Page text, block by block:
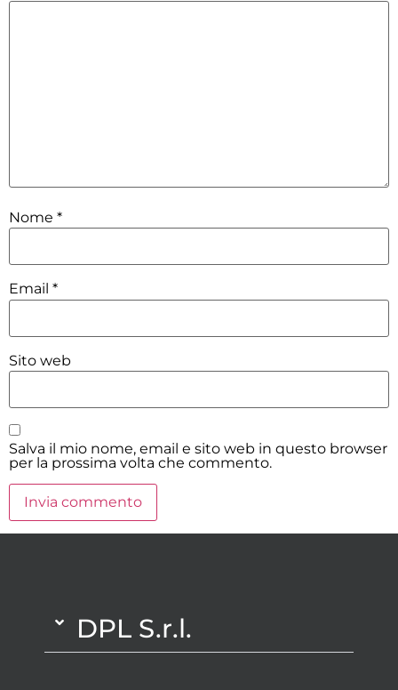
Nome *
Email *
Sito web
Salva il mio nome, email e sito web in questo browser
per la prossima volta che commento.
DPL S.r.l.